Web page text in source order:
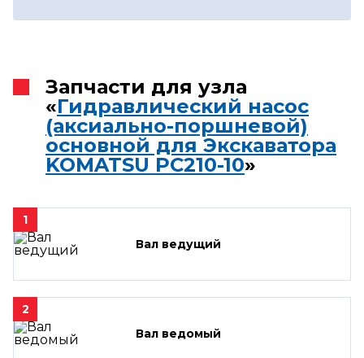
Запчасти для узла
«Гидравлический насос
(аксиально-поршневой)
основной для Экскаватора
KOMATSU PC210-10»
1
Вал ведущий
2
Вал ведомый